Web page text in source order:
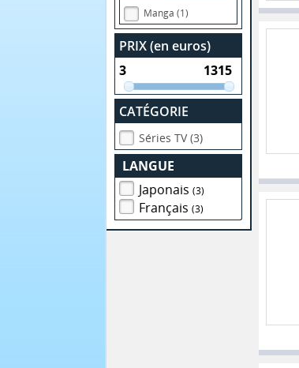
Manga (1)
PRIX (en euros)
CATÉGORIE
Séries TV (3)
LANGUE
Japonais(3)
Français(3)